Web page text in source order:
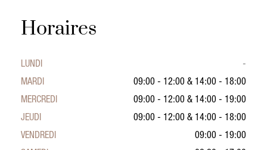
Horaires
LUNDI
-
MARDI
09:00 - 12:00 & 14:00 - 18:00
MERCREDI
09:00 - 12:00 & 14:00 - 19:00
JEUDI
09:00 - 12:00 & 14:00 - 18:00
VENDREDI
09:00 - 19:00